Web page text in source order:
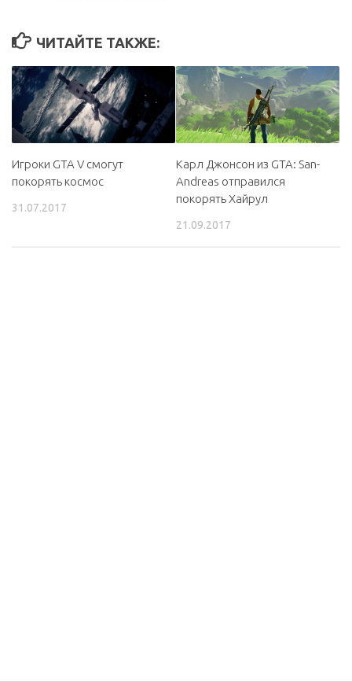
ЧИТАЙТЕ ТАКЖЕ:
Игроки GTA V смогут
покорять космос
31.07.2017
Карл Джонсон из GTA: San-
Andreas отправился
покорять Хайрул
21.09.2017